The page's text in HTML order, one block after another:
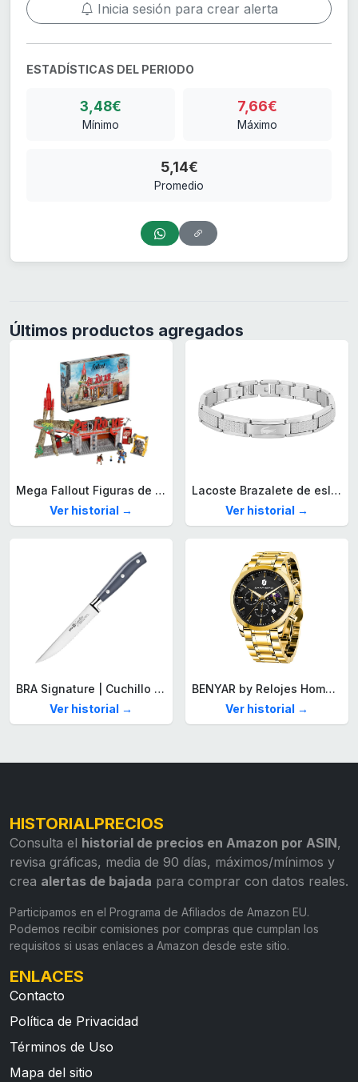
Inicia sesión para crear alerta
ESTADÍSTICAS DEL PERIODO
3,48€
Mínimo
7,66€
Máximo
5,14€
Promedio
Últimos productos agregados
Mega Fallout Figuras de acción y Juguetes de construcción, Parada de Camiones Red Rocket con 824 Piezas, 2 Personajes articulados y Accesorios, para coleccionistas, HXT00
Ver historial →
Lacoste Brazalete de eslabón para Hombre Colección STENCIL de Acero inoxidable
Ver historial →
BRA Signature | Cuchillo tomatero 120 mm, Acero Inoxidable alemán forjado con Molibdeno Vanadio, Mango Remachado ABS, Diseño Ergonómico, Hoja 1,6 mm espesor
Ver historial →
BENYAR by Relojes Hombre Analógico Cuarzo Cronografo Impermeable Luminoso Fecha Moda Casual Reloj de Pulsera Elegante Regalo para Hombre
Ver historial →
HISTORIALPRECIOS
Consulta el historial de precios en Amazon por ASIN,
revisa gráficas, media de 90 días, máximos/mínimos y
crea alertas de bajada para comprar con datos reales.
Participamos en el Programa de Afiliados de Amazon EU.
Podemos recibir comisiones por compras que cumplan los
requisitos si usas enlaces a Amazon desde este sitio.
ENLACES
Contacto
Política de Privacidad
Términos de Uso
Mapa del sitio